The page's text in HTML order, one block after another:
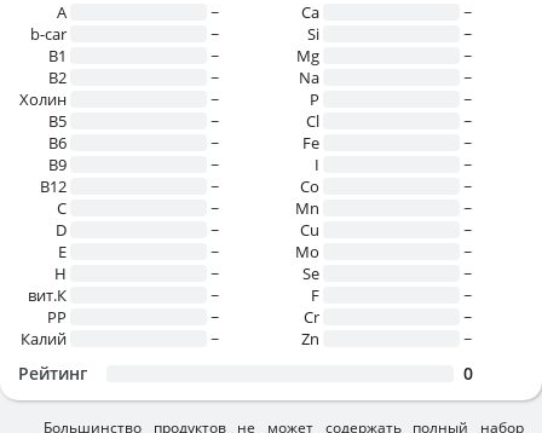
A
~
b-car
~
В1
~
B2
~
Холин
~
B5
~
B6
~
B9
~
B12
~
C
~
D
~
E
~
H
~
вит.К
~
PP
~
Калий
~
Ca
~
Si
~
Mg
~
Na
~
P
~
Cl
~
Fe
~
I
~
Co
~
Mn
~
Cu
~
Mo
~
Se
~
F
~
Cr
~
Zn
~
Рейтинг 0
Большинство продуктов не может содержать полный набор